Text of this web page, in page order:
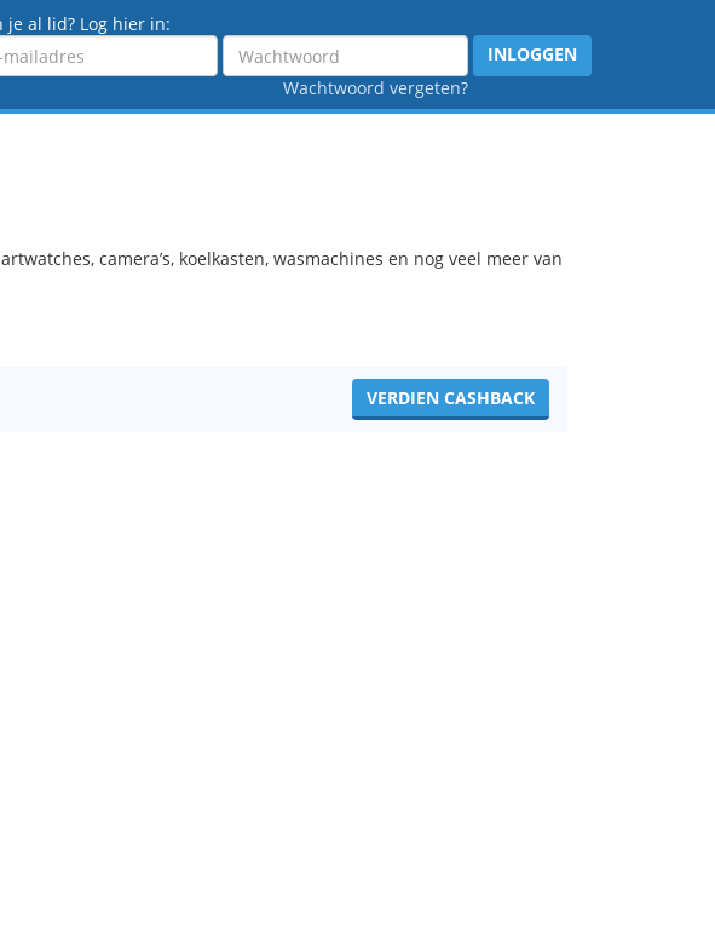
je al lid? Log hier in:
Wachtwoord
Wachtwoord vergeten?
INLOGGEN
camera’s, koelkasten, wasmachines en nog veel meer van
VERDIEN CASHBACK